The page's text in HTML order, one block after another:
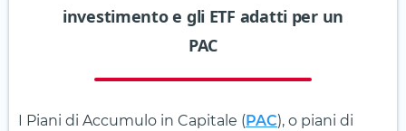
investimento e gli ETF adatti per un
PAC
I Piani di Accumulo in Capitale ( PAC), o piani di